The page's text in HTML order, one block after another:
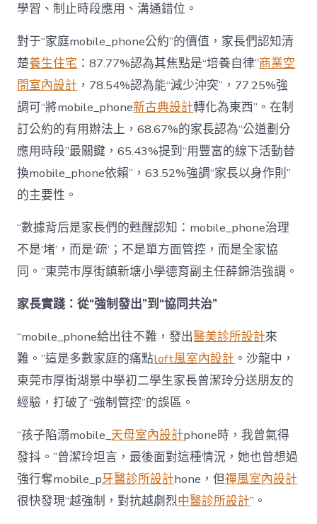
學習、制止時段應用、溝通錯位。
對于“家庭mobile_phone公約”的價值，家長們認知清
楚養生住宅 ：87.77%認為其焦點是“培養自律”商業空
間室內設計 ，78.54%認為能“減少沖突”，77.25%強
調可“將mobile_phone新古典設計轉化為東西”。在制
訂公約的有用辦法上，68.67%的家長認為“公道劃分
應用時段”最關鍵，65.43%提到“用豐富的線下活動替
換mobile_phone依賴”，63.52%強調“家長以身作則”
的主要性。
“數據背后是家長們的甦醒認知：mobile_phone治理
不是‘堵’，而是‘疏’；不是單方面管控，而是全家協
同。”東莞市厚街鎮新塘小學德育副主任薛錦浩強調。
家長實踐：從“強制發出”到“協同共治”
“mobile_phone給出往不難，發出醫美診所設計來
難。”這是多數家庭的痛點loft風室內設計 。沙龍中，
東莞市厚街湖景中學初二學生家長曾潔玲分送朋友的
經驗，打破了“強制管控”的誤區。
“孩子陷溺mobile_天母室內設計phone時，我曾氣得
發抖。”曾潔玲坦言，最後面對這種情況，她也曾想過
強行奪mobile_p牙醫診所設計hone，但禪風室內設計
很快發現“越強制，對抗越劇烈中醫診所設計”。